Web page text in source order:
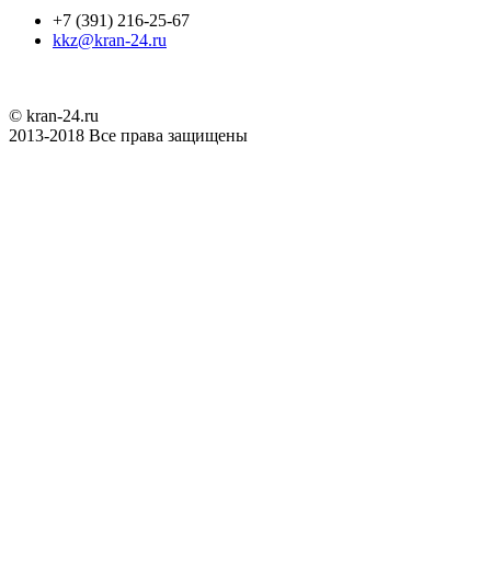
+7 (391) 216-25-67
kkz@kran-24.ru
© kran-24.ru
2013-2018 Все права защищены